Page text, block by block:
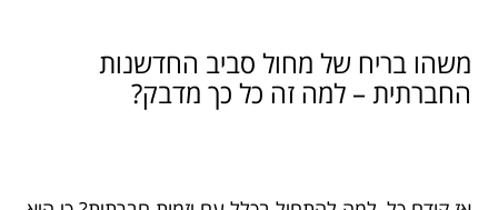
משהו בריח של מחול סביב החדשנות
החברתית – למה זה כל כך מדבק?